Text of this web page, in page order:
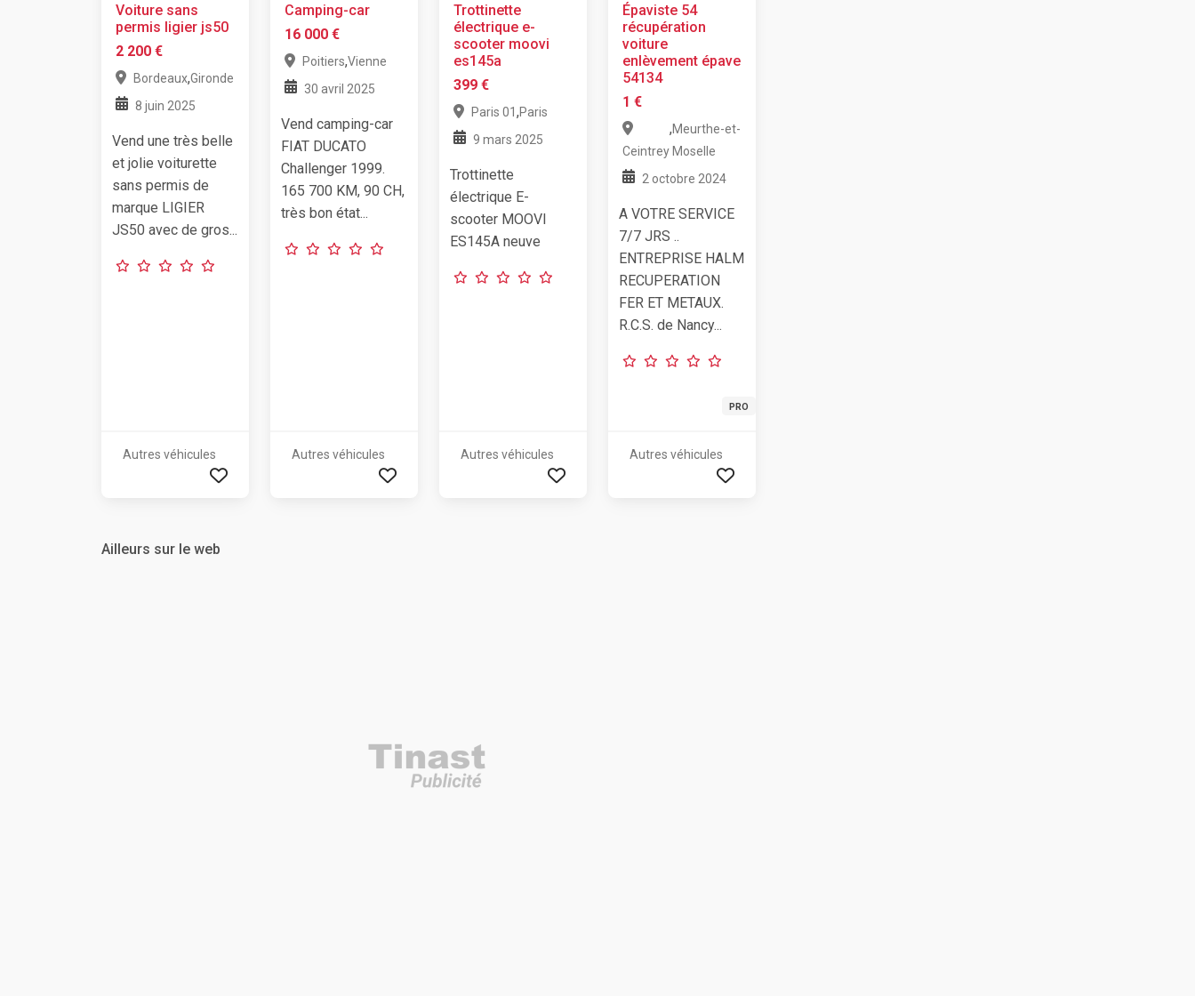
Voiture sans
permis ligier js50
2 200 €
Bordeaux,Gironde
8 juin 2025
Vend une très belle
et jolie voiturette
sans permis de
marque LIGIER
JS50 avec de gros...
Autres véhicules
Camping-car
16 000 €
Poitiers,Vienne
30 avril 2025
Vend camping-car
FIAT DUCATO
Challenger 1999.
165 700 KM, 90 CH,
très bon état...
Autres véhicules
Trottinette
électrique e-
scooter moovi
es145a
399 €
Paris 01,Paris
9 mars 2025
Trottinette
électrique E-
scooter MOOVI
ES145A neuve
Autres véhicules
Épaviste 54
récupération
voiture
enlèvement épave
54134
1 €
Ceintrey
,Meurthe-et-
Moselle
2 octobre 2024
A VOTRE SERVICE
7/7 JRS ..
ENTREPRISE HALM
RECUPERATION
FER ET METAUX.
R.C.S. de Nancy...
PRO
Autres véhicules
Ailleurs sur le web